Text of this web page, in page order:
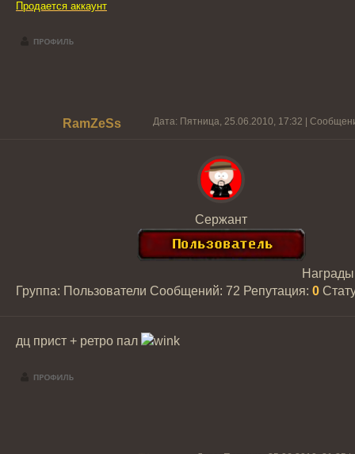
Продается аккаунт
RamZeSs Дата: Пятница, 25.06.2010, 17:32 |
Сержант
Группа: Пользователи Сообщений: 72 Репутация: 0
дц прист + ретро пал